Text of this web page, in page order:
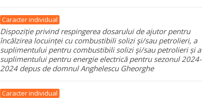
Caracter individual
Dispoziție privind respingerea dosarului de ajutor pentru
încălzirea locuinței cu combustibili solizi şi/sau petrolieri, a
suplimentului pentru combustibili solizi şi/sau petrolieri și a
suplimentului pentru energie electrică pentru sezonul 2024-
2024 depus de domnul Anghelescu Gheorghe
Caracter individual